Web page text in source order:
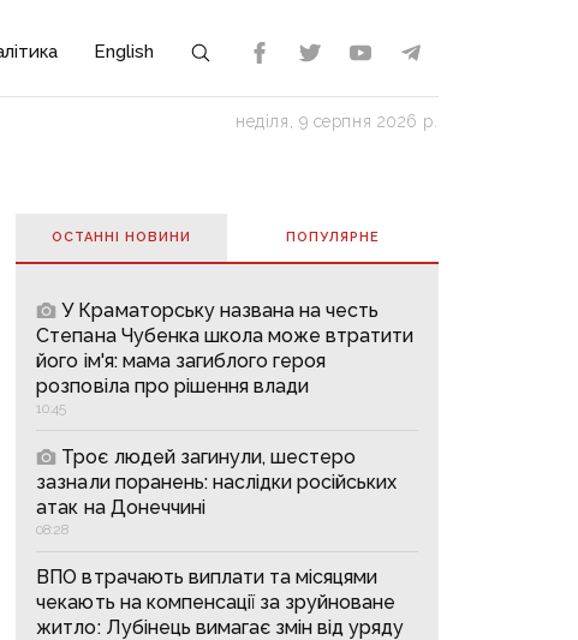
English
неділя, 9 серпня 2026 р.
ОСТАННІ НОВИНИ ПОПУЛЯРНE
У Краматорську названа на честь
Степана Чубенка школа може втратити
його ім'я: мама загиблого героя
розповіла про рішення влади
10:45
Троє людей загинули, шестеро
зазнали поранень: наслідки російських
атак на Донеччині
08:28
ВПО втрачають виплати та місяцями
чекають на компенсації за зруйноване
житло: Лубінець вимагає змін від уряду